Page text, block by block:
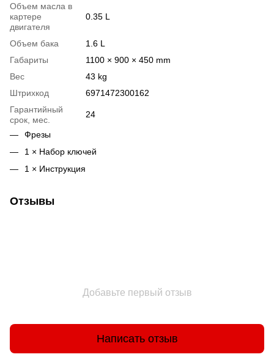
Объем масла в
картере
двигателя
0.35 L
Объем бака
1.6 L
Габариты
1100 × 900 × 450 mm
Вес
43 kg
Штрихкод
6971472300162
Гарантийный
срок, мес.
24
Фрезы
1 × Набор ключей
1 × Инструкция
Отзывы
Добавьте первый отзыв
Написать отзыв